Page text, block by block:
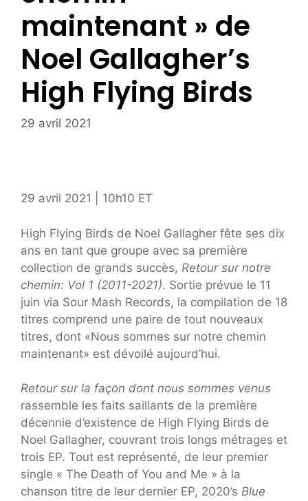
maintenant » de
Noel Gallagher’s
High Flying Birds
29 avril 2021
29 avril 2021 | 10h10 ET
High Flying Birds de Noel Gallagher fête ses dix
ans en tant que groupe avec sa première
collection de grands succès, Retour sur notre
chemin: Vol 1 (2011-2021). Sortie prévue le 11
juin via Sour Mash Records, la compilation de 18
titres comprend une paire de tout nouveaux
titres, dont «Nous sommes sur notre chemin
maintenant» est dévoilé aujourd’hui.
Retour sur la façon dont nous sommes venus
rassemble les faits saillants de la première
décennie d’existence de High Flying Birds de
Noel Gallagher, couvrant trois longs métrages et
trois EP. Tout est représenté, de leur premier
single « The Death of You and Me » à la
chanson titre de leur dernier EP, 2020’s Blue